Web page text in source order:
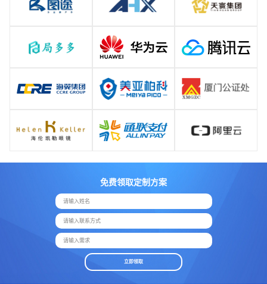
免费领取定制方案
请输入姓名
请输入联系方式
请输入需求
立即领取